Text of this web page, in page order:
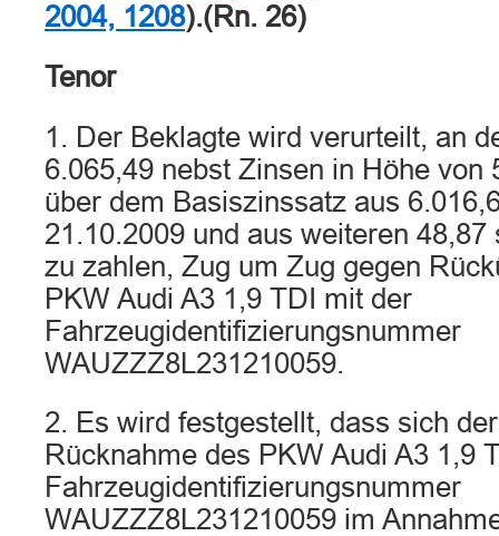
2004, 1208).(Rn. 26)
Tenor
1. Der Beklagte wird verurteilt, an
6.065,49 nebst Zinsen in Höhe von
über dem Basiszinssatz aus
21.10.2009 und aus weiteren
zu zahlen, Zug um Zug gegen
PKW Audi A3 1,9 TDI mit der
Fahrzeugidentifizierungsnummer
WAUZZZ8L231210059.
2. Es wird festgestellt, dass sich
Rücknahme des PKW Audi A3 1,9
Fahrzeugidentifizierungsnummer
WAUZZZ8L231210059 im